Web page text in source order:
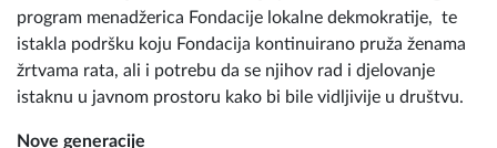
istakla podršku koju Fondacija kontinuirano pruža ženama
žrtvama rata, ali i potrebu da se njihov rad i djelovanje
istaknu u javnom prostoru kako bi bile vidljivije u društvu.